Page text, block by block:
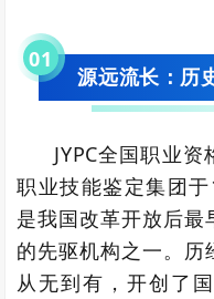
01
源远流长：历
JYPC全国职业
职业技能鉴定集团
是我国改革开放后最
的先驱机构之一。历
从无到有，开创了